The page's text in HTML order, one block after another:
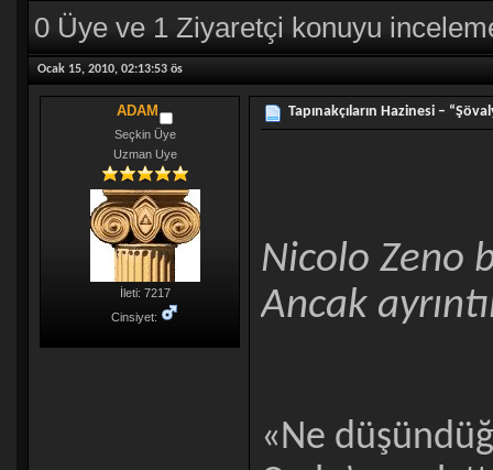
0 Üye ve 1 Ziyaretçi konuyu
Ocak 15, 2010, 02:13:53 ös
ADAM
Seçkin Üye
Uzman Uye
İleti: 7217
Cinsiyet:
Tapınakçıların Hazinesi –
Nicolo Zeno
Ancak
«Ne